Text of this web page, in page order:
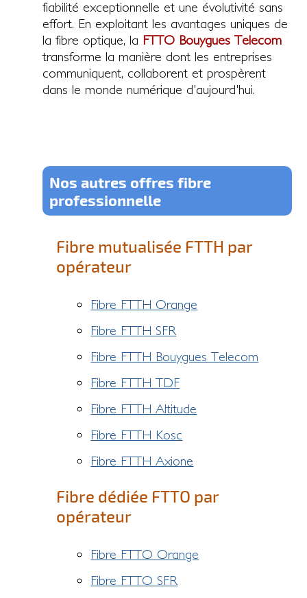
fiabilité exceptionnelle et une évolutivité sans
effort. En exploitant les avantages uniques de
la fibre optique, la FTTO Bouygues Telecom
transforme la manière dont les entreprises
communiquent, collaborent et prospèrent
dans le monde numérique d'aujourd'hui.
Nos autres offres fibre
professionnelle
Fibre mutualisée FTTH par
opérateur
Fibre FTTH Orange
Fibre FTTH SFR
Fibre FTTH Bouygues Telecom
Fibre FTTH TDF
Fibre FTTH Altitude
Fibre FTTH Kosc
Fibre FTTH Axione
Fibre dédiée FTTO par
opérateur
Fibre FTTO Orange
Fibre FTTO SFR